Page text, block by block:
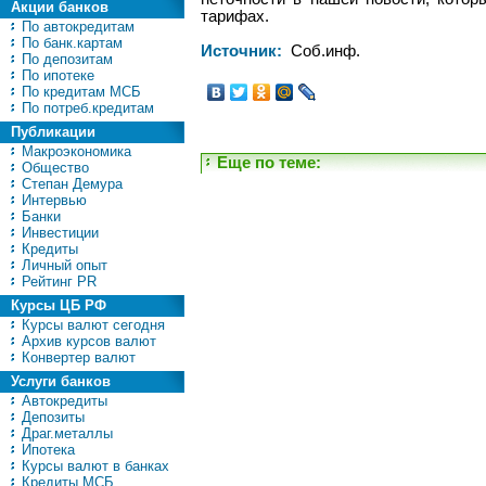
Акции банков
По автокредитам
По банк.картам
По депозитам
По ипотеке
По кредитам МСБ
По потреб.кредитам
Публикации
Макроэкономика
Общество
Степан Демура
Интервью
Банки
Инвестиции
Кредиты
Личный опыт
Рейтинг PR
Курсы ЦБ РФ
Курсы валют сегодня
Архив курсов валют
Конвертер валют
Услуги банков
Автокредиты
Депозиты
Драг.металлы
Ипотека
Курсы валют в банках
Кредиты МСБ
тарифах.
Источник: Соб.инф.
Еще по теме: